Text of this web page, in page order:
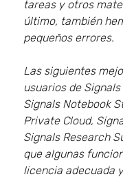
tareas y otros
último, también
pequeños errores.
Las siguientes
usuarios de
Signals Notebook
Private Cloud,
Signals Research
que algunas
licencia adecuada